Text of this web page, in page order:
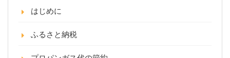
はじめに
ふるさと納税